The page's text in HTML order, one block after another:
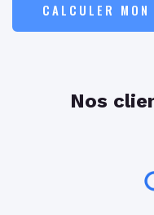
CALCULER MON
Nos